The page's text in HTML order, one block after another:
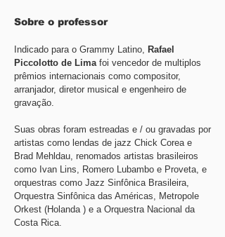
Sobre o professor
Indicado para o Grammy Latino, Rafael
Piccolotto de Limafoi vencedor de multiplos
prêmios internacionais como compositor,
arranjador, diretor musical e engenheiro de
gravação.
Suas obras foram estreadas e / ou gravadas por
artistas como lendas de jazz Chick Corea e
Brad Mehldau, renomados artistas brasileiros
como Ivan Lins, Romero Lubambo e Proveta, e
orquestras como Jazz Sinfônica Brasileira,
Orquestra Sinfônica das Américas, Metropole
Orkest (Holanda ) e a Orquestra Nacional da
Costa Rica.